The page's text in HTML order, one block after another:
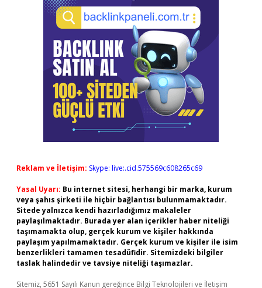
Reklam ve İletişim: Skype: live:.cid.575569c608265c69
Yasal Uyarı: Bu internet sitesi, herhangi bir marka, kurum
veya şahıs şirketi ile hiçbir bağlantısı bulunmamaktadır.
Sitede yalnızca kendi hazırladığımız makaleler
paylaşılmaktadır. Burada yer alan içerikler haber niteliği
taşımamakta olup, gerçek kurum ve kişiler hakkında
paylaşım yapılmamaktadır. Gerçek kurum ve kişiler ile isim
benzerlikleri tamamen tesadüfidir. Sitemizdeki bilgiler
taslak halindedir ve tavsiye niteliği taşımazlar.
Sitemiz, 5651 Sayılı Kanun gereğince Bilgi Teknolojileri ve İletişim